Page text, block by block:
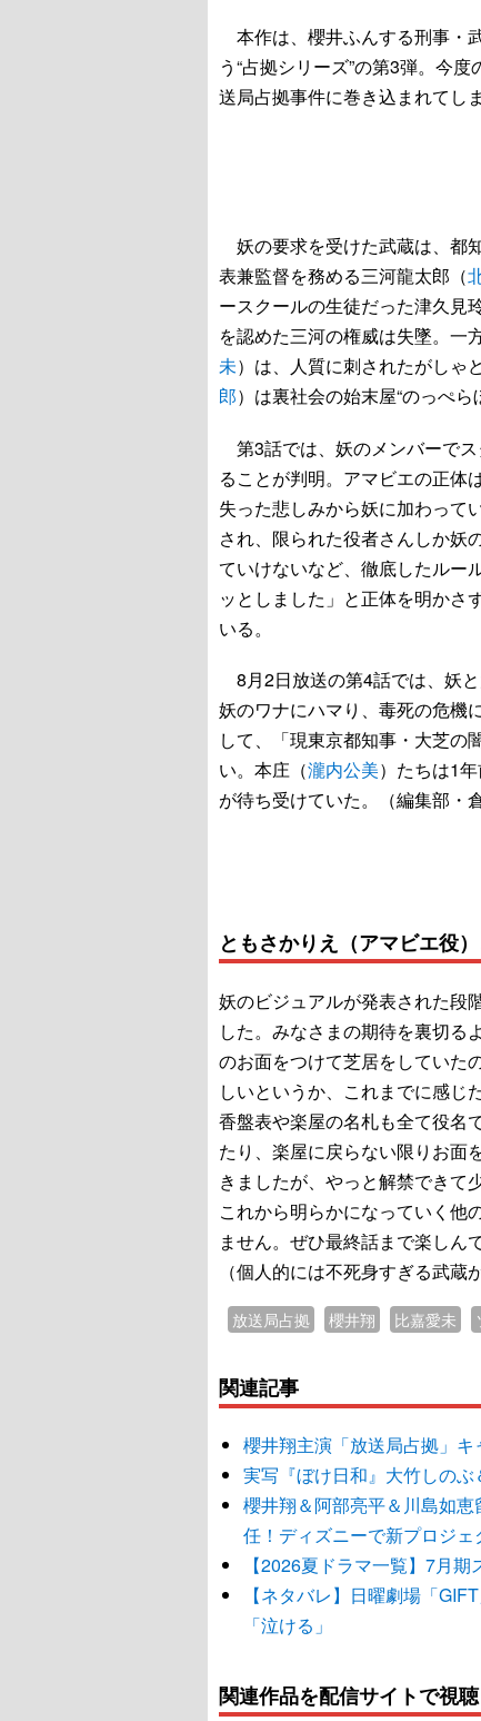
本作は、櫻井ふんする刑事・
う“占拠シリーズ”の第3弾。今
送局占拠事件に巻き込まれてしま
妖の要求を受けた武蔵は、都
表兼監督を務める三河龍太郎（
ースクールの生徒だった津久見
を認めた三河の権威は失墜。一
未）は、人質に刺されたがしゃ
郎）は裏社会の始末屋“のっぺ
第3話では、妖のメンバーで
ることが判明。アマビエの正体
失った悲しみから妖に加わって
され、限られた役者さんしか妖
ていけないなど、徹底したルー
ッとしました」と正体を明かさ
いる。
8月2日放送の第4話では、妖
妖のワナにハマり、毒死の危機
して、「現東京都知事・大芝の
い。本庄（瀧内公美）たちは1
が待ち受けていた。（編集部・
ともさかりえ（アマビエ役
妖のビジュアルが発表された段
した。みなさまの期待を裏切る
のお面をつけて芝居をしていた
しいというか、これまでに感じ
香盤表や楽屋の名札も全て役名
たり、楽屋に戻らない限りお面
きましたが、やっと解禁できて
これから明らかになっていく
ません。ぜひ最終話まで楽しん
（個人的には不死身すぎる武蔵
放送局占拠 櫻井翔 比嘉愛未
関連記事
櫻井翔主演「放送局占拠」キ
実写『ぼけ日和』大竹しの
櫻井翔＆阿部亮平＆川島如
任！ディズニーで新プロジェ
【2026夏ドラマ一覧】7月
【ネタバレ】日曜劇場「
「泣ける」
関連作品を配信サイトで視聴